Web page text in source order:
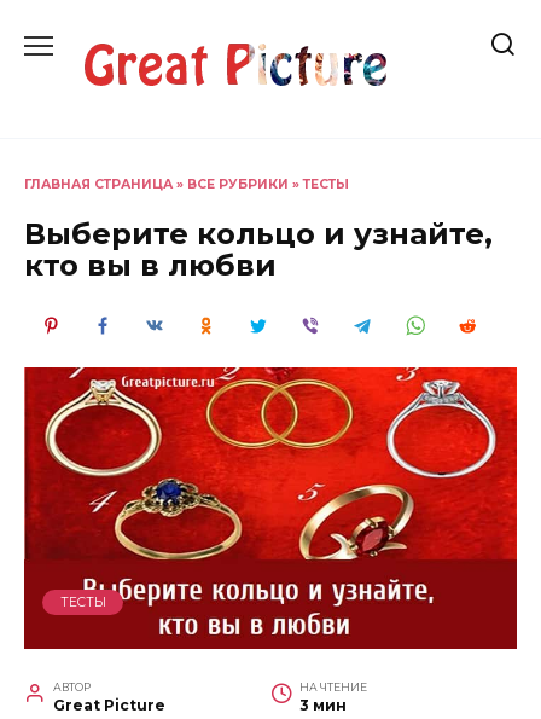
содержанию
ГЛАВНАЯ СТРАНИЦА » ВСЕ РУБРИКИ »ТЕСТЫ
Выберите кольцо и узнайте,
кто вы в любви
ТЕСТЫ
АВТОР
Great Picture
НА ЧТЕНИЕ
3 мин